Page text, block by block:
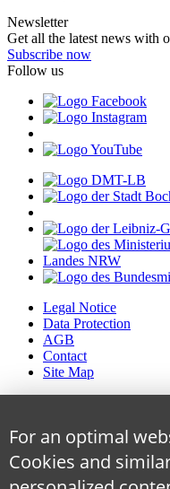
Newsletter
Get all the latest news with
Subscribe now
Follow us
Legal Notice
Data Protection
AGB
Contact
Site Map
For an optimal
Cookies and